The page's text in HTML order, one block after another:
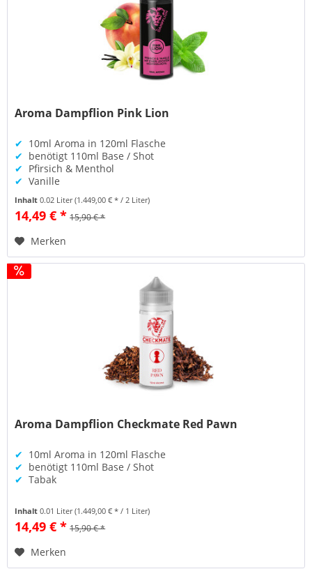
Aroma Dampflion Pink Lion
✔ 10ml Aroma in 120ml Flasche
✔ benötigt 110ml Base / Shot
✔ Pfirsich & Menthol
✔ Vanille
Inhalt0.02 Liter(1.449,00 € * / 2 Liter)
14,49 € * 15,90 € *
Merken
Aroma Dampflion Checkmate Red Pawn
✔ 10ml Aroma in 120ml Flasche
✔ benötigt 110ml Base / Shot
✔ Tabak
Inhalt0.01 Liter(1.449,00 € * / 1 Liter)
14,49 € * 15,90 € *
Merken